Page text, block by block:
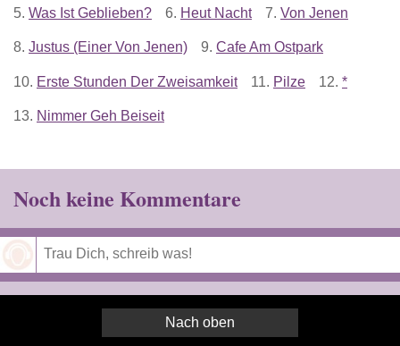
5. Was Ist Geblieben? 6. Heut Nacht 7. Von Jenen
8. Justus (Einer Von Jenen) 9. Cafe Am Ostpark
10. Erste Stunden Der Zweisamkeit 11. Pilze 12. *
13. Nimmer Geh Beiseit
Noch keine Kommentare
Nach oben